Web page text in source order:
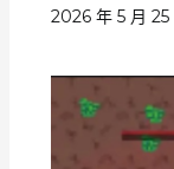
2026 年 5 月 25